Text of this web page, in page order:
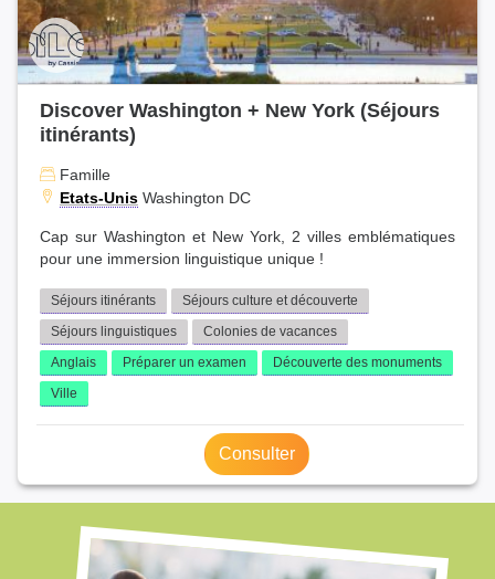
Discover Washington + New York (Séjours
itinérants)
Famille
Etats-Unis Washington DC
Cap sur Washington et New York, 2 villes emblématiques
pour une immersion linguistique unique !
Séjours itinérants
Séjours culture et découverte
Séjours linguistiques
Colonies de vacances
Anglais
Préparer un examen
Découverte des monuments
Ville
Consulter